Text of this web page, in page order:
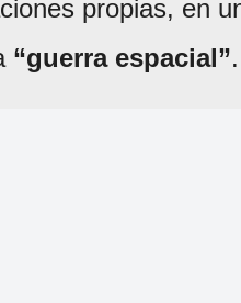
propias, en
“guerra espacial”.